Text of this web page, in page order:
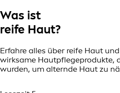
Was ist
reife Haut?
Erfahre alles über reife Haut
wirksame Hautpflegeprodukte,
wurden, um alternde Haut zu